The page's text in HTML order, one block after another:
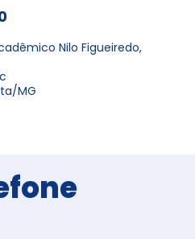
Nilo Figueiredo,
MG